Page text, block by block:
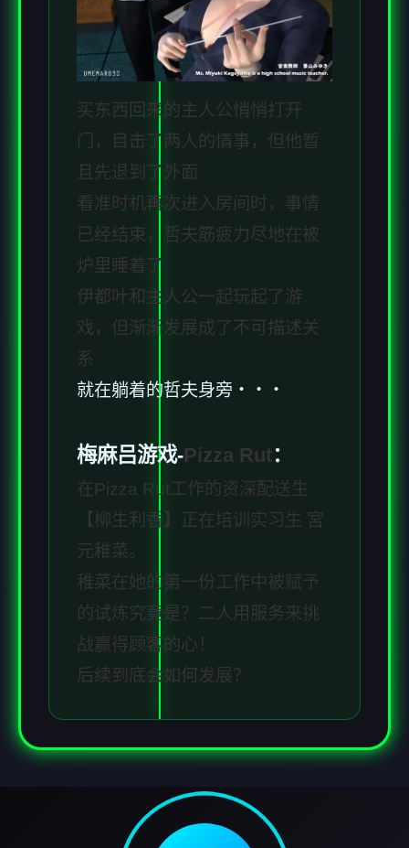
买东西回来的主人公悄悄打开
门，目击了两人的情事，但他暂
且先退到了外面
看准时机再次进入房间时，事情
已经结束，哲夫筋疲力尽地在被
炉里睡着了
伊都叶和主人公一起玩起了游
戏，但渐渐发展成了不可描述关
系
就在躺着的哲夫身旁・・・
梅麻吕游戏-Pizza Rut：
在Pizza Rut工作的资深配送生
【柳生利香】正在培训实习生 宮
元稚菜。
稚菜在她的第一份工作中被赋予
的试炼究竟是？二人用服务来挑
战赢得顾客的心！
后续到底会如何发展？